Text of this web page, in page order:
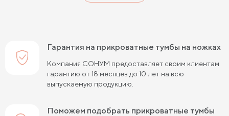
Тумбы с 1 ящиком
Гарантия на прикроватные тумбы на ножках
Компания СОНУМ предоставляет своим клиентам
гарантию от 18 месяцев до 10 лет на всю
выпускаемую продукцию.
Поможем подобрать прикроватные тумбы